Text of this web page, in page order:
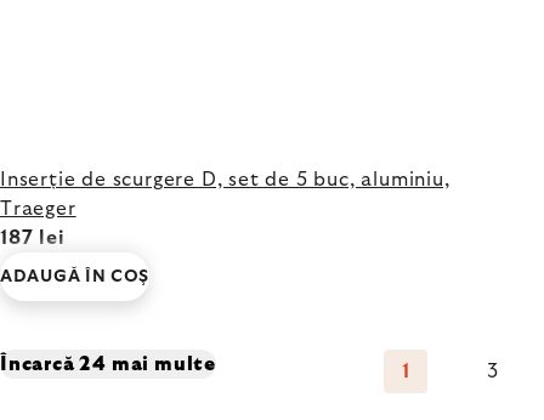
Inserție de scurgere D, set de 5 buc, aluminiu,
Traeger
187 lei
ADAUGĂ ÎN COŞ
Controlul
Încarcă 24 mai multe
Paginare
1 3